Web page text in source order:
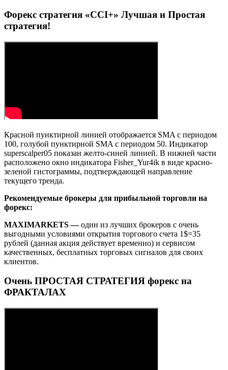
Форекс стратегия «CCI+» Лучшая и Простая
стратегия!
Красной пунктирной линией отображается SMA с периодом
100, голубой пунктирной SMA с периодом 50. Индикатор
superscalper05 показан желто-синей линией. В нижней части
расположено окно индикатора Fisher_Yur4ik в виде красно-
зеленой гистограммы, подтверждающей направление
текущего тренда.
Рекомендуемые брокеры для прибыльной торговли на
форекс:
MAXIMARKETS —один из лучших брокеров с очень
выгодными условиями открытия торгового счета 1$=35
рублей (данная акция действует временно) и сервисом
качественных, бесплатных торговых сигналов для своих
клиентов.
Очень ПРОСТАЯ СТРАТЕГИЯ форекс на
ФРАКТАЛАХ